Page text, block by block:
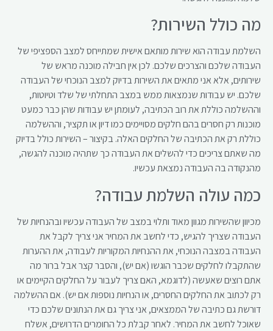
מה כולל השירות?
השלמת עבודה הוא שירות מותאם אישית שמתייחס למצב הספציפי של
העבודה שלכם והצרכים שלכם. לכן אין חבילה מוכנה מראש של
שירותים, אלא אני מתאים את השירות בדיוק למצב הנוכחי של העבודה
שלכם. יש עבודות שנמצאות ממש במצב התחלתי של שלד וטיוטות,
וההשלמה כוללת את רוב הכתיבה, לעומתן יש עבודות שהן כבר כמעט
מוכנות רק חסרים בהם חלקים מסויימים כמו דיון או תקציר, וההשלמה
כוללת רק את הכתיבה של החלקים האלה. בקיצור – השירות כולל בדיוק
מה שאתם צריכים כדי להשלים את העבודה כך שתהיה מוכנה להגשה,
מהנקודה בה העבודה נמצאת עכשיו.
כמה עולה השלמת עבודה?
מכיוון שהשירות מגוון מאוד ותלוי במצב של העבודה עכשיו ובהנחיות של
העבודה שצריך להגיש, כדי לחשב את המחיר אני צריך לקבל את
העבודה במצבה הנוכחי, את ההנחיות המקוריות לעבודה, את ההערות
שהתקבלו לחלקים שכבר הוגשו (אם יש), והסבר קצר אבל ברור מה
אתם רוצים שאעשה (לדוגמא, האם צריך לעבור על החלקים הקיימים או
רק לכתוב את החלקים החסרים, או הנחיות נוספות אם יש). אם ההשלמה
דורשת גם כתיבה של הממצאים, אני צריך גם את הנתונים שלכם כדי
שאוכל לחשב את המחיר. לאחר קבלת כל החומרים הדרושים, אשלח